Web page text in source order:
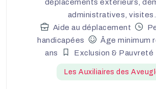
déplacements extérieurs,
administratives,
Aide au déplacement
handicapées
Âge minimum
ans
Exclusion & Pauvreté
Les Auxiliaires des